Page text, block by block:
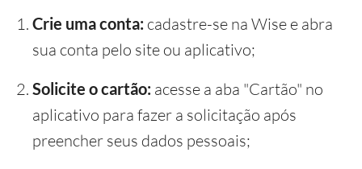
Crie uma conta: cadastre-se na Wise e abra
sua conta pelo site ou aplicativo;
Solicite o cartão: acesse a aba "Cartão" no
aplicativo para fazer a solicitação após
preencher seus dados pessoais;